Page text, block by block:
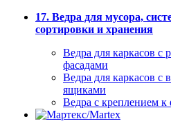
17. Ведра для мусора,
сортировки и хранения
Ведра для каркасов с
фасадами
Ведра для каркасов
ящиками
Ведра с креплением к